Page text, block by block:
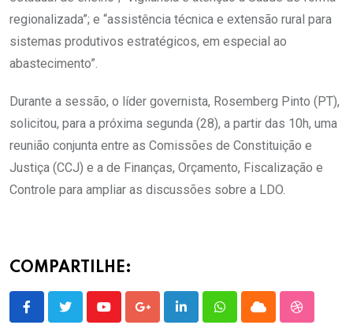
regionalizada”; e “assistência técnica e extensão rural para
sistemas produtivos estratégicos, em especial ao
abastecimento”.
Durante a sessão, o líder governista, Rosemberg Pinto (PT),
solicitou, para a próxima segunda (28), a partir das 10h, uma
reunião conjunta entre as Comissões de Constituição e
Justiça (CCJ) e a de Finanças, Orçamento, Fiscalização e
Controle para ampliar as discussões sobre a LDO.
COMPARTILHE:
YoutubeGoogle+LinkedInWhatsappCloud